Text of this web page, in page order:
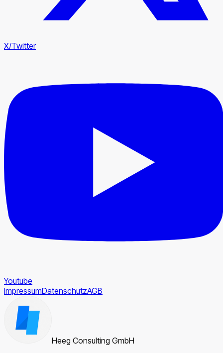
X/Twitter
Youtube
ImpressumDatenschutzAGB
Heeg Consulting GmbH